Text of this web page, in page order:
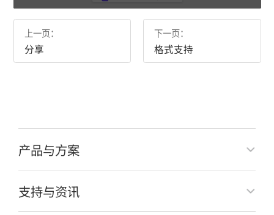
上一页：
分享
下一页：
格式支持
产品与方案
支持与资讯